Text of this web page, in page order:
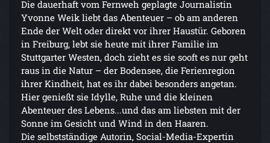
Die dauerhaft vom Fernweh geplagte Journalistin
Yvonne Weik liebt das Abenteuer – ob am anderen
Ende der Welt oder direkt vor ihrer Haustür. Geboren
in Freiburg, lebt sie heute mit ihrer Familie im
Stuttgarter Westen, doch zieht es sie sooft es nur geht
raus in die Natur – der Bodensee, die Ferienregion
ihrer Kindheit, hat es ihr dabei besonders angetan.
Hier genießt sie Idylle, Ruhe und die kleinen
Abenteuer des Lebens...und das am liebsten mit der
Sonne im Gesicht und Wind in den Haaren.
Die selbstständige Autorin, Social-Media-Expertin